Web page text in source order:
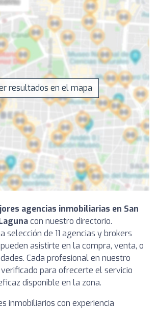
resultados en el mapa
agencias inmobiliarias en San
con nuestro directorio.
selección de 11 agencias y brokers
asistirte en la compra, venta, o
Cada profesional en nuestro
para ofrecerte el servicio
disponible en la zona.
inmobiliarios con experiencia